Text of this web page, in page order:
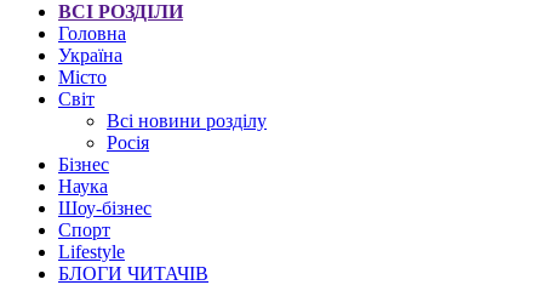
ВСІ РОЗДІЛИ
Головна
Україна
Місто
Світ
Всі новини розділу
Росія
Бізнес
Наука
Шоу-бізнес
Спорт
Lifestyle
БЛОГИ ЧИТАЧІВ